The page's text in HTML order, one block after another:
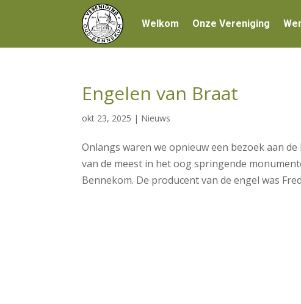
Welkom Onze Vereniging
Engelen van Braat
okt 23, 2025 | Nieuws
Onlangs waren we opnieuw een bezoek aan
van de meest in het oog springende
Bennekom. De producent van de engel was